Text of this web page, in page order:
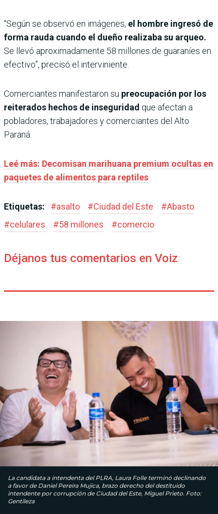
“Según se observó en imágenes, el hombre ingresó de
forma rauda cuando el dueño realizaba su arqueo.
Se llevó aproximadamente 58 millones de guaraníes en
efectivo”, precisó el interviniente.
Comerciantes manifestaron su preocupación por los
reiterados hechos de inseguridad que afectan a
pobladores, trabajadores y comerciantes del Alto
Paraná.
Leé más: Decomisan marihuana premium ocultas en
paquetes de alimentos para reptiles
Etiquetas: #asalto #Ciudad del Este #Abasto
#celulares #58 millones #comercio
Déjanos tus comentarios en Voiz
La candidata a intendenta del PLRA, Laura Folle terminó declinando
a favor de Daniel Pereira Mujica, brazo derecho del destituido
intendente por corrupción de Ciudad del Este, Miguel Prieto. Foto:
Gentileza